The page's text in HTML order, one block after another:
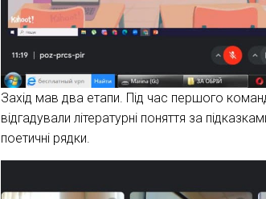
Захід мав два етапи. Під час першого
відгадували літературні поняття за
поетичні рядки.